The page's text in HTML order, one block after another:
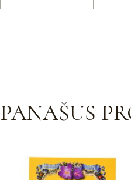
PANAŠŪS